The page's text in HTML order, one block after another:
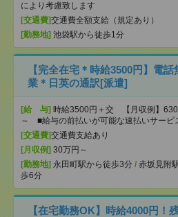
により考慮致します
[交通費]交通費全額支給（規定あり）
[勤務地] 池袋駅から徒歩1分
【完全在宅＊時給3500円】電
業＊日英の通訳[派遣]
[給 与] 時給3500円＋交 【月収例】
～ ■給与の前払いが可能な速払いサービ
[交通費]交通費支給あり
[月収例] 30万円～
[勤務地] 永田町駅から徒歩3分 / 赤坂見附
歩6分
【在宅勤務OK】時給4000円！